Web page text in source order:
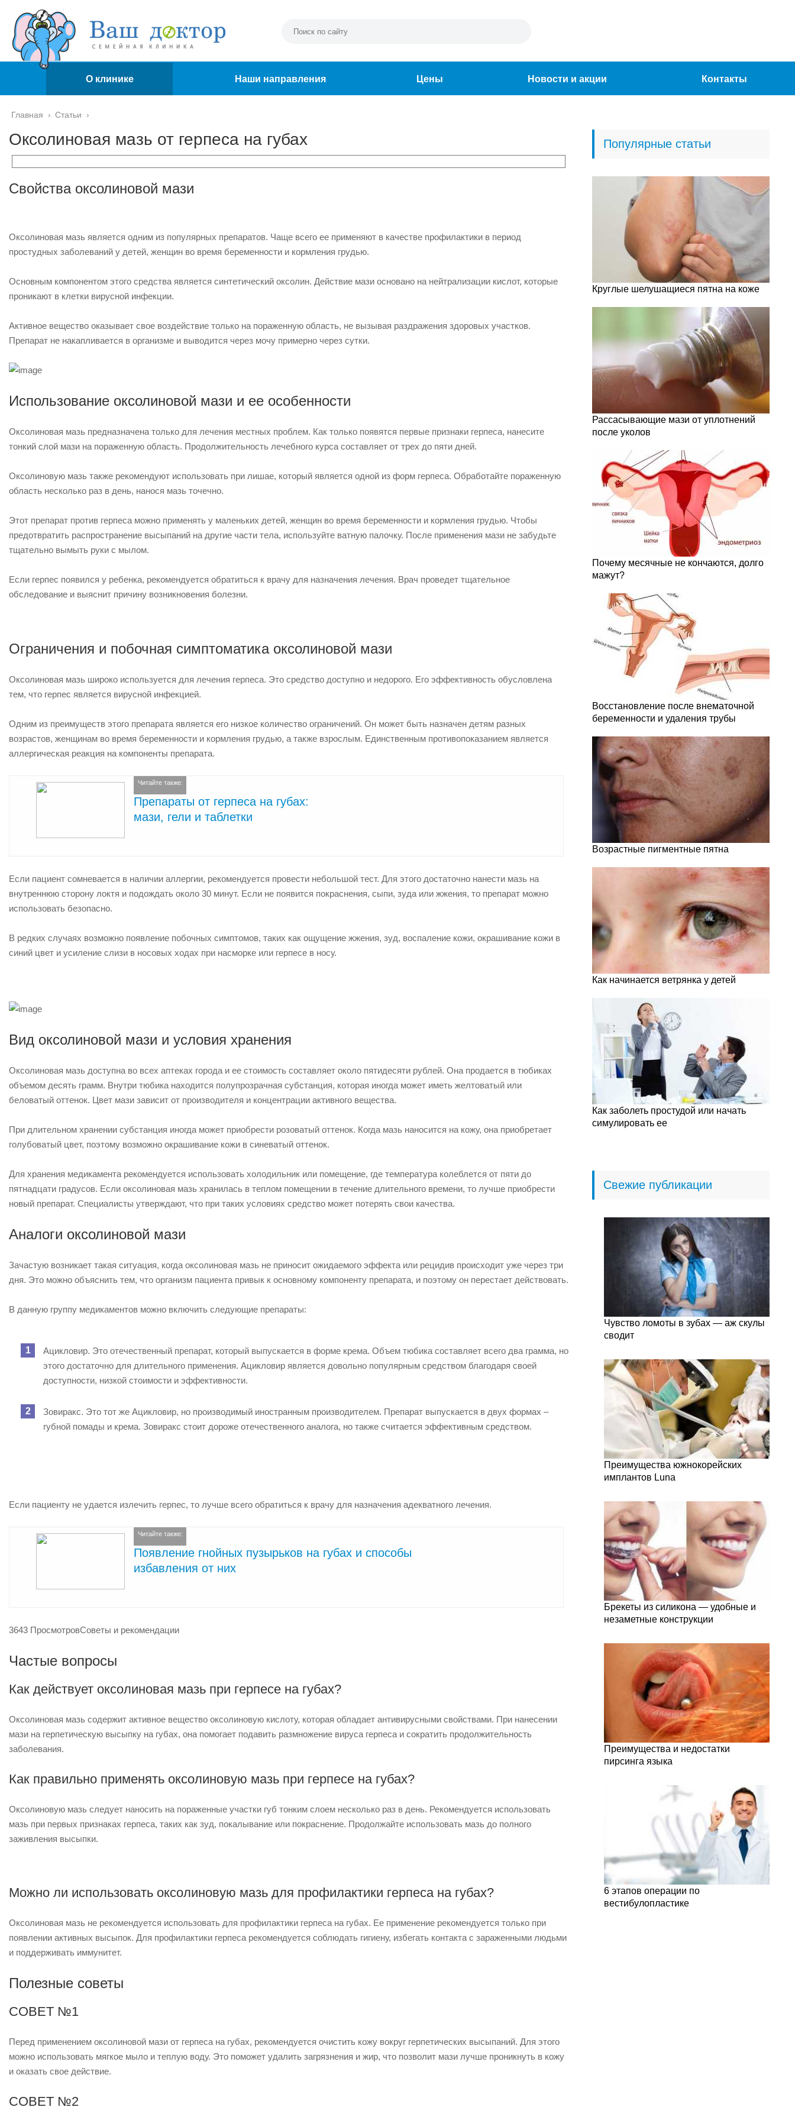
О клинике Наши направления Цены Новости и акции Контакты
Главная › Статьи ›
Оксолиновая мазь от герпеса на губах
Свойства оксолиновой мази
Оксолиновая мазь является одним из популярных препаратов. Чаще всего ее применяют в качестве профилактики в период
простудных заболеваний у детей, женщин во время беременности и кормления грудью.
Основным компонентом этого средства является синтетический оксолин. Действие мази основано на нейтрализации кислот, которые
проникают в клетки вирусной инфекции.
Активное вещество оказывает свое воздействие только на пораженную область, не вызывая раздражения здоровых участков.
Препарат не накапливается в организме и выводится через мочу примерно через сутки.
Использование оксолиновой мази и ее особенности
Оксолиновая мазь предназначена только для лечения местных проблем. Как только появятся первые признаки герпеса, нанесите
тонкий слой мази на пораженную область. Продолжительность лечебного курса составляет от трех до пяти дней.
Оксолиновую мазь также рекомендуют использовать при лишае, который является одной из форм герпеса. Обработайте пораженную
область несколько раз в день, нанося мазь точечно.
Этот препарат против герпеса можно применять у маленьких детей, женщин во время беременности и кормления грудью. Чтобы
предотвратить распространение высыпаний на другие части тела, используйте ватную палочку. После применения мази не забудьте
тщательно вымыть руки с мылом.
Если герпес появился у ребенка, рекомендуется обратиться к врачу для назначения лечения. Врач проведет тщательное
обследование и выяснит причину возникновения болезни.
Ограничения и побочная симптоматика оксолиновой мази
Оксолиновая мазь широко используется для лечения герпеса. Это средство доступно и недорого. Его эффективность обусловлена
тем, что герпес является вирусной инфекцией.
Одним из преимуществ этого препарата является его низкое количество ограничений. Он может быть назначен детям разных
возрастов, женщинам во время беременности и кормления грудью, а также взрослым. Единственным противопоказанием является
аллергическая реакция на компоненты препарата.
Читайте также:
Препараты от герпеса на губах:
мази, гели и таблетки
Если пациент сомневается в наличии аллергии, рекомендуется провести небольшой тест. Для этого достаточно нанести мазь на
внутреннюю сторону локтя и подождать около 30 минут. Если не появится покраснения, сыпи, зуда или жжения, то препарат можно
использовать безопасно.
В редких случаях возможно появление побочных симптомов, таких как ощущение жжения, зуд, воспаление кожи, окрашивание кожи в
синий цвет и усиление слизи в носовых ходах при насморке или герпесе в носу.
Вид оксолиновой мази и условия хранения
Оксолиновая мазь доступна во всех аптеках города и ее стоимость составляет около пятидесяти рублей. Она продается в тюбиках
объемом десять грамм. Внутри тюбика находится полупрозрачная субстанция, которая иногда может иметь желтоватый или
беловатый оттенок. Цвет мази зависит от производителя и концентрации активного вещества.
При длительном хранении субстанция иногда может приобрести розоватый оттенок. Когда мазь наносится на кожу, она приобретает
голубоватый цвет, поэтому возможно окрашивание кожи в синеватый оттенок.
Для хранения медикамента рекомендуется использовать холодильник или помещение, где температура колеблется от пяти до
пятнадцати градусов. Если оксолиновая мазь хранилась в теплом помещении в течение длительного времени, то лучше приобрести
новый препарат. Специалисты утверждают, что при таких условиях средство может потерять свои качества.
Аналоги оксолиновой мази
Зачастую возникает такая ситуация, когда оксолиновая мазь не приносит ожидаемого эффекта или рецидив происходит уже через три
дня. Это можно объяснить тем, что организм пациента привык к основному компоненту препарата, и поэтому он перестает действовать.
В данную группу медикаментов можно включить следующие препараты:
Ацикловир. Это отечественный препарат, который выпускается в форме крема. Объем тюбика составляет всего два грамма, но
этого достаточно для длительного применения. Ацикловир является довольно популярным средством благодаря своей
доступности, низкой стоимости и эффективности.
Зовиракс. Это тот же Ацикловир, но производимый иностранным производителем. Препарат выпускается в двух формах –
губной помады и крема. Зовиракс стоит дороже отечественного аналога, но также считается эффективным средством.
Если пациенту не удается излечить герпес, то лучше всего обратиться к врачу для назначения адекватного лечения.
Читайте также:
Появление гнойных пузырьков на губах и способы
избавления от них
3643 ПросмотровСоветы и рекомендации
Частые вопросы
Как действует оксолиновая мазь при герпесе на губах?
Оксолиновая мазь содержит активное вещество оксолиновую кислоту, которая обладает антивирусными свойствами. При нанесении
мази на герпетическую высыпку на губах, она помогает подавить размножение вируса герпеса и сократить продолжительность
заболевания.
Как правильно применять оксолиновую мазь при герпесе на губах?
Оксолиновую мазь следует наносить на пораженные участки губ тонким слоем несколько раз в день. Рекомендуется использовать
мазь при первых признаках герпеса, таких как зуд, покалывание или покраснение. Продолжайте использовать мазь до полного
заживления высыпки.
Можно ли использовать оксолиновую мазь для профилактики герпеса на губах?
Оксолиновая мазь не рекомендуется использовать для профилактики герпеса на губах. Ее применение рекомендуется только при
появлении активных высыпок. Для профилактики герпеса рекомендуется соблюдать гигиену, избегать контакта с зараженными людьми
и поддерживать иммунитет.
Полезные советы
СОВЕТ №1
Перед применением оксолиновой мази от герпеса на губах, рекомендуется очистить кожу вокруг герпетических высыпаний. Для этого
можно использовать мягкое мыло и теплую воду. Это поможет удалить загрязнения и жир, что позволит мази лучше проникнуть в кожу
и оказать свое действие.
СОВЕТ №2
Популярные статьи
Круглые шелушащиеся пятна на коже
Рассасывающие мази от уплотнений
после уколов
Почему месячные не кончаются, долго
мажут?
Восстановление после внематочной
беременности и удаления трубы
Возрастные пигментные пятна
Как начинается ветрянка у детей
Как заболеть простудой или начать
симулировать ее
Свежие публикации
Чувство ломоты в зубах — аж скулы
сводит
Преимущества южнокорейских
имплантов Luna
Брекеты из силикона — удобные и
незаметные конструкции
Преимущества и недостатки
пирсинга языка
6 этапов операции по
вестибулопластике